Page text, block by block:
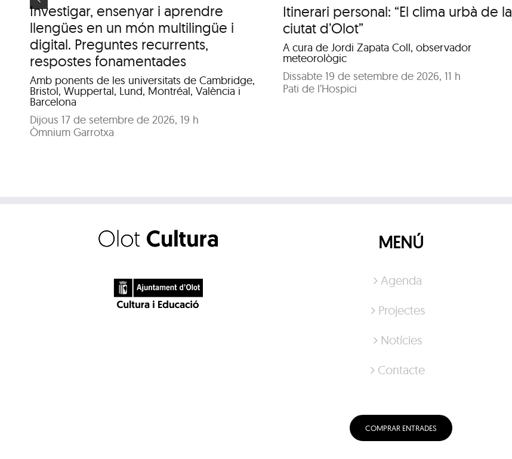
Investigar, ensenyar i aprendre
llengües en un món multilingüe i
digital. Preguntes recurrents,
respostes fonamentades
Amb ponents de les universitats de Cambridge,
Bristol, Wuppertal, Lund, Montréal, València i
Barcelona
Dijous 17 de setembre de 2026, 19 h
Òmnium Garrotxa
Itinerari personal: “El clima urbà de la
ciutat d’Olot”
A cura de Jordi Zapata Coll, observador
meteorològic
Dissabte 19 de setembre de 2026, 11 h
Pati de l’Hospici
MENÚ
Agenda
Projectes
Notícies
Contacte
COMPRAR ENTRADES